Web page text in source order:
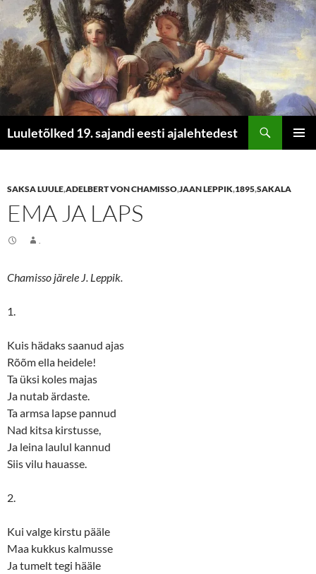
Luuletõlked 19. sajandi eesti ajalehtedest
SAKSA LUULE,ADELBERT VON CHAMISSO,JAAN LEPPIK,1895,SAKALA
EMA JA LAPS
Chamisso järele J. Leppik.
1.
Kuis hädaks saanud ajas
Rõõm ella heidele!
Ta üksi koles majas
Ja nutab ärdaste.
Ta armsa lapse pannud
Nad kitsa kirstusse,
Ja leina laulul kannud
Siis vilu hauasse.
2.
Kui valge kirstu pääle
Maa kukkus kalmusse
Ja tumelt tegi hääle